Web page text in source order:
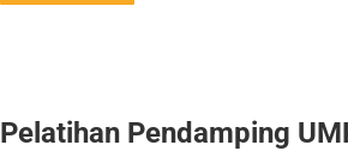
Pelatihan Pendamping